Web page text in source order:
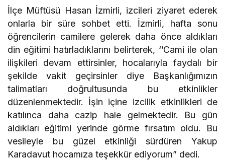
İlçe Müftüsü Hasan İzmirli, izcileri ziyaret ederek
onlarla bir süre sohbet etti. İzmirli, hafta sonu
öğrencilerin camilere gelerek daha önce aldıkları
din eğitimi hatırladıklarını belirterek, ‘’Cami ile olan
ilişkileri devam ettirsinler, hocalarıyla faydalı bir
şekilde vakit geçirsinler diye Başkanlığımızın
talimatları doğrultusunda bu etkinlikler
düzenlenmektedir. İşin içine izcilik etkinlikleri de
katılınca daha cazip hale gelmektedir. Bu gün
aldıkları eğitimi yerinde görme fırsatım oldu. Bu
vesileyle bu güzel etkinliği sürdüren Yakup
Karadavut hocamıza teşekkür ediyorum” dedi.